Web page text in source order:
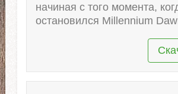
начиная с того момента,
остановился Millennium